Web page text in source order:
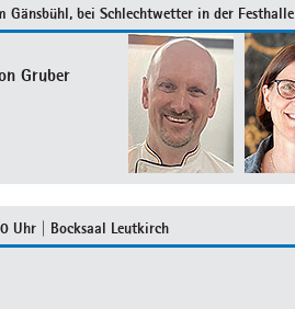
bei Schlechtwetter in der Festhalle
Gruber
Uhr | Bocksaal Leutkirch